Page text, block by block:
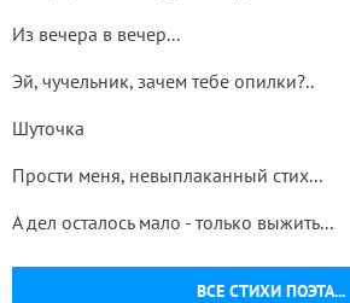
ВСЕ СТИХИ ПОЭТА...
Из вечера в вечер...
Эй, чучельник, зачем тебе опилки?..
Шуточка
Прости меня, невыплаканный стих...
А дел осталось мало - только выжить...